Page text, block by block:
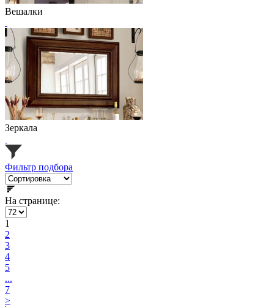
Вешалки
Зеркала
Фильтр подбора
На странице:
1
2
3
4
5
...
7
>